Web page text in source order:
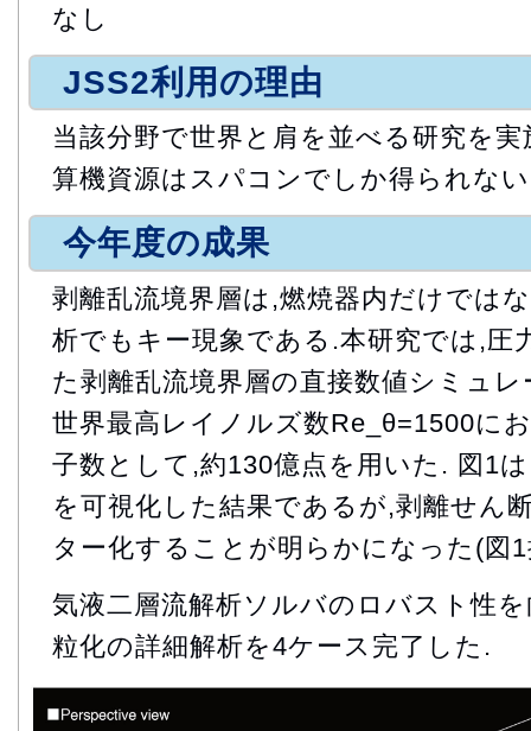
なし
JSS2利用の理由
当該分野で世界と肩を並べる研究を
算機資源はスパコンでしか得られな
今年度の成果
剥離乱流境界層は,燃焼器内だけでは
析でもキー現象である.本研究では,圧
た剥離乱流境界層の直接数値シミュ
世界最高レイノルズ数Re_θ=1500に
子数として,約130億点を用いた. 図1
を可視化した結果であるが,剥離せん
ター化することが明らかになった(図
気液二層流解析ソルバのロバスト性
粒化の詳細解析を4ケース完了した.